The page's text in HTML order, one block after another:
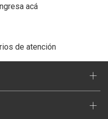
acá
de atención
+
+